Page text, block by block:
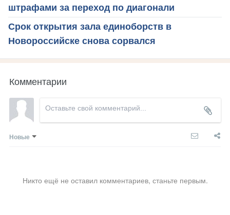
штрафами за переход по диагонали
Срок открытия зала единоборств в
Новороссийске снова сорвался
Комментарии
Новые
Никто ещё не оставил комментариев, станьте первым.